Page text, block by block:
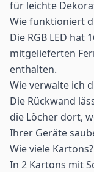
für leichte
Wie funktioniert
Die RGB LED hat
mitgelieferten
enthalten.
Wie verwalte ich
Die Rückwand
die Löcher dort,
Ihrer Geräte
Wie viele Kartons?
In 2 Kartons mit